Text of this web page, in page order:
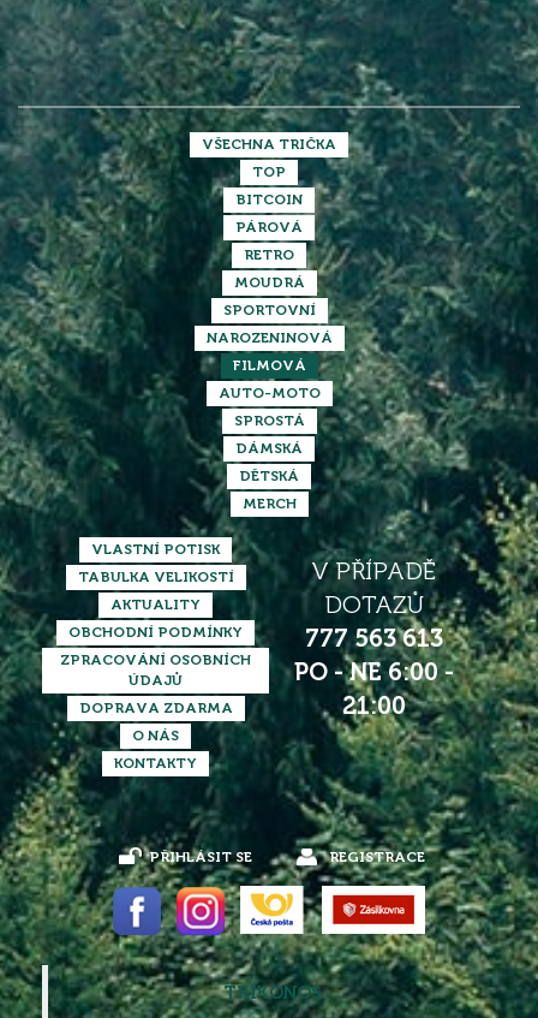
VŠECHNA TRIČKA
TOP
BITCOIN
PÁROVÁ
RETRO
MOUDRÁ
SPORTOVNÍ
NAROZENINOVÁ
FILMOVÁ
AUTO-MOTO
SPROSTÁ
DÁMSKÁ
DĚTSKÁ
MERCH
VLASTNÍ POTISK
TABULKA VELIKOSTÍ
AKTUALITY
OBCHODNÍ PODMÍNKY
ZPRACOVÁNÍ OSOBNÍCH
ÚDAJŮ
DOPRAVA ZDARMA
O NÁS
KONTAKTY
V PŘÍPADĚ
DOTAZŮ
777 563 613
PO - NE 6:00 -
21:00
PŘIHLÁSIT SE REGISTRACE
TRIKONOS